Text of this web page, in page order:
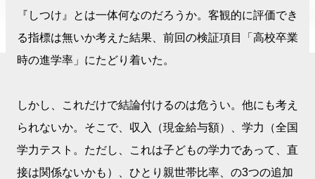
『しつけ』とは一体何なのだろうか。客観的に評価でき
る指標は無いか考えた結果、前回の検証項目「高校卒業
時の進学率」にたどり着いた。
しかし、これだけで結論付けるのは危うい。他にも考え
られないか。そこで、収入（現金給与額）、学力（全国
学力テスト。ただし、これは子どもの学力であって、直
接は関係ないかも）、ひとり親世帯比率、の3つの追加